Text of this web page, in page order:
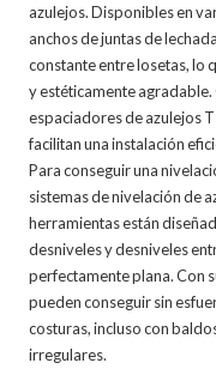
azulejos. Disponibles en
anchos de juntas de
constante entre losetas, lo
y estéticamente
espaciadores de azulejos
facilitan una instalación
Para conseguir una
sistemas de nivelación de
herramientas están
desniveles y desniveles
perfectamente plana. Con
pueden conseguir sin
costuras, incluso con
irregulares.